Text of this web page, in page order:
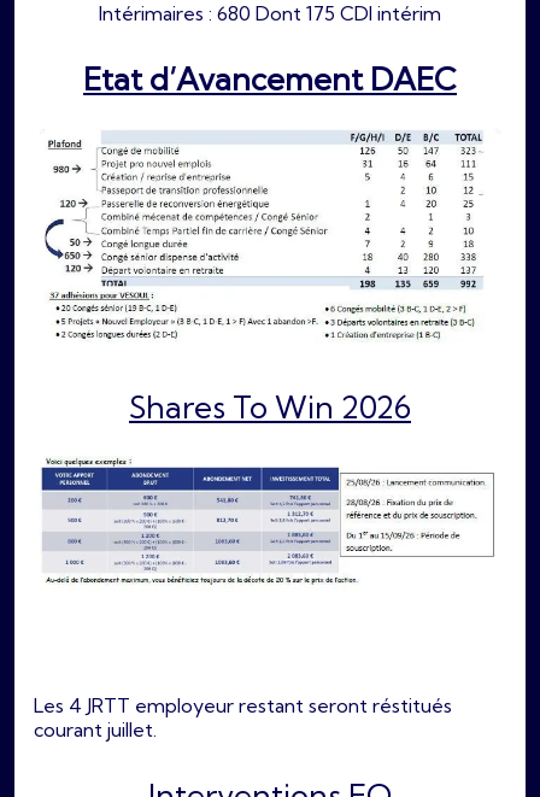
Intérimaires : 680 Dont 175 CDI intérim
Etat d’Avancement DAEC
Shares To Win 2026
Les 4 JRTT employeur restant seront réstitués
courant juillet.